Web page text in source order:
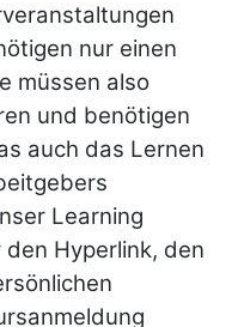
nur einen
müssen also
und benötigen
auch das Lernen
Learning
Hyperlink, den